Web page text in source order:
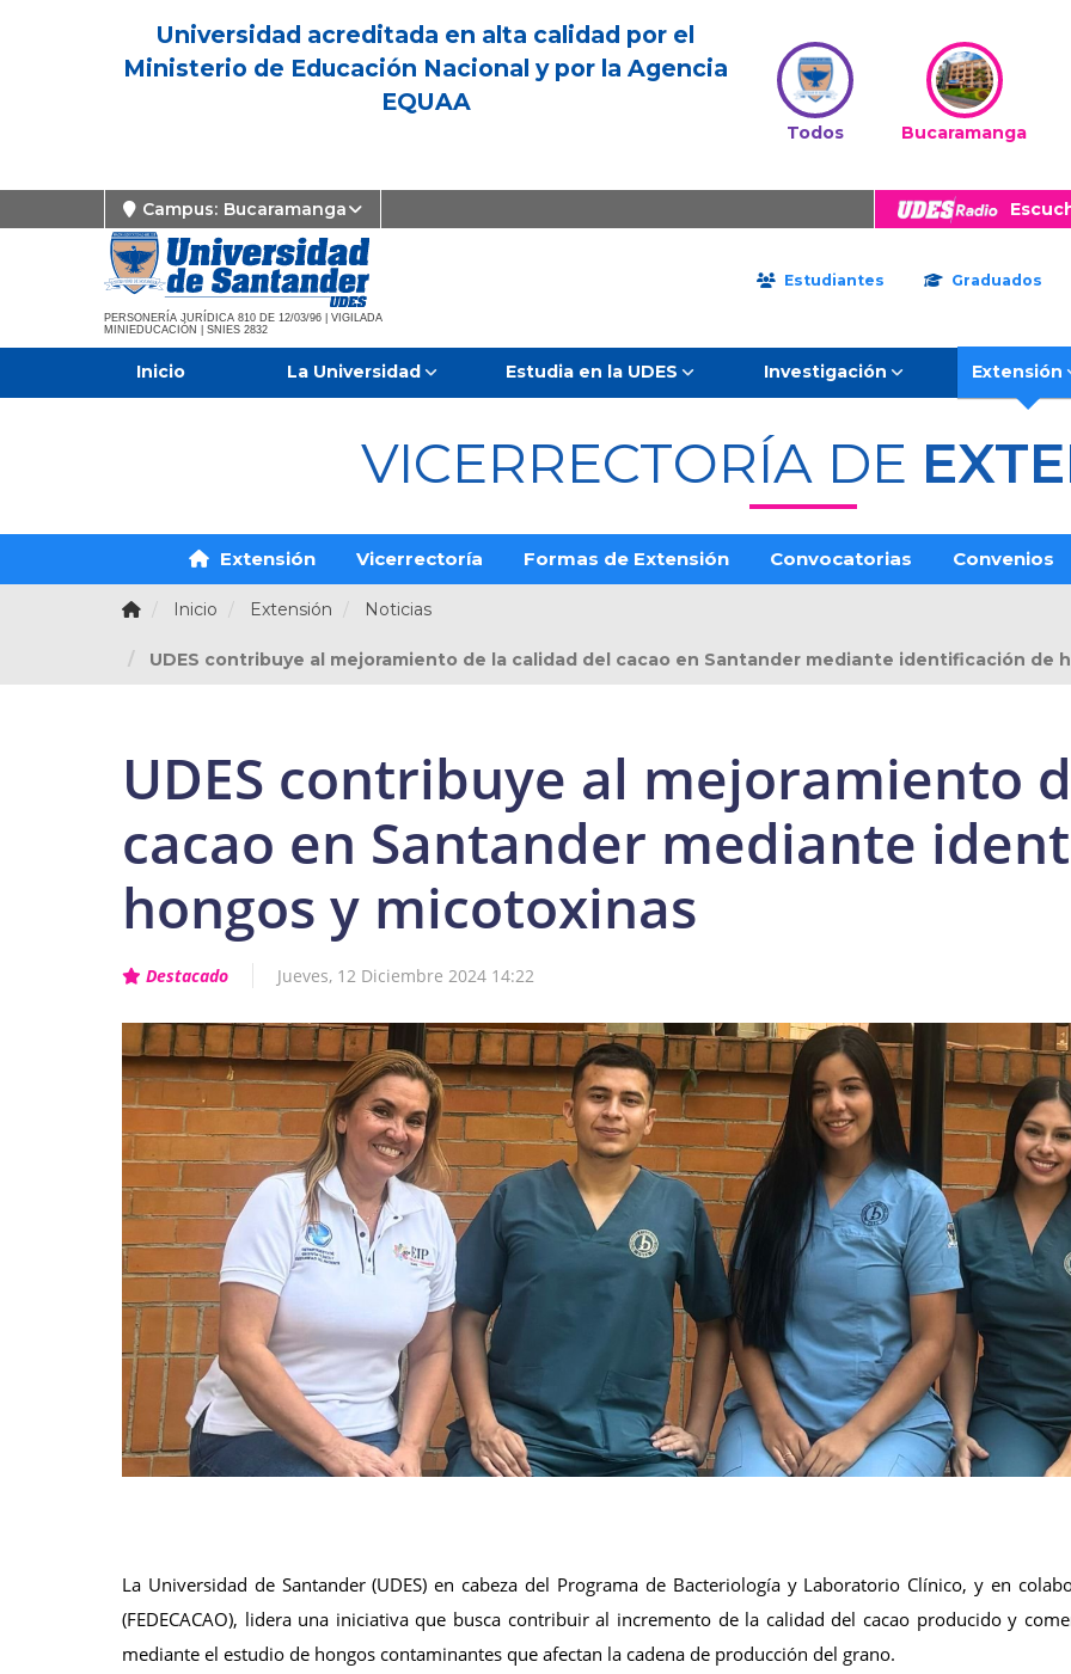
Universidad acreditada en alta calidad por el
Ministerio de Educación Nacional y por la Agencia
EQUAA
Todos Bucaramanga
Campus: Bucaramanga
PERSONERÍA JURÍDICA 810 DE 12/03/96 | VIGILADA
MINIEDUCACIÓN | SNIES 2832
Estudiantes Graduados
Inicio La Universidad Estudia en la UDES Investigación Extensión
VICERRECTORÍA DE
Extensión Vicerrectoría Formas de Extensión Convocatorias Convenios
Inicio Extensión Noticias
UDES contribuye al mejoramiento de la calidad del cacao en Santander mediante identificación de
UDES contribuye al mejoramiento
cacao en Santander mediante
hongos y micotoxinas
Destacado Jueves, 12 Diciembre 2024 14:22
La Universidad de Santander (UDES) en cabeza del Programa de Bacteriología y Laboratorio Clínico, y en
(FEDECACAO), lidera una iniciativa que busca contribuir al incremento de la calidad del cacao producido y
mediante el estudio de hongos contaminantes que afectan la cadena de producción del grano.